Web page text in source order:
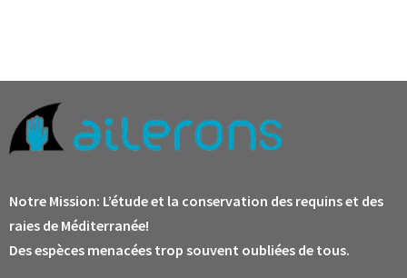
Notre Mission: L’étude et la conservation des requins et des
raies de Méditerranée!
Des espèces menacées trop souvent oubliées de tous.